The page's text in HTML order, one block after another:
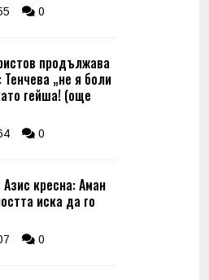
0
продължава
„не я боли
гейша! (още
0
кресна: Аман
иска да го
0